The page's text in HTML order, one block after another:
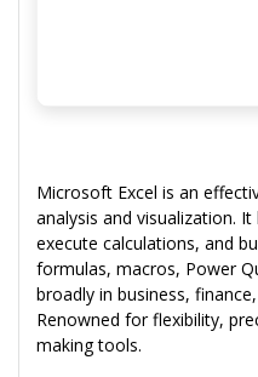
Microsoft Excel is an
analysis and visualization.
execute calculations, and
formulas, macros, Power
broadly in business,
Renowned for flexibility,
making tools.